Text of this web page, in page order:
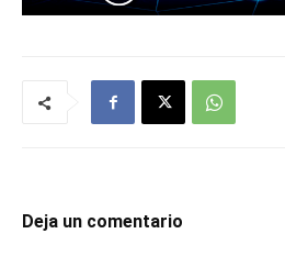
Deja un comentario